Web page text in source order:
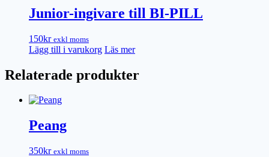
Junior-ingivare till BI-PILL
150kr exkl moms
Lägg till i varukorg Läs mer
Relaterade produkter
Peang
350kr exkl moms